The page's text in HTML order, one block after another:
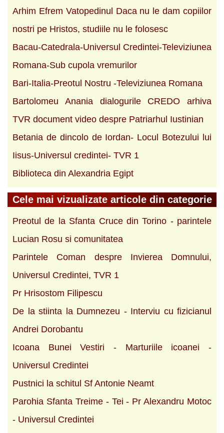
Arhim Efrem Vatopedinul Daca nu le dam copiilor
nostri pe Hristos, studiile nu le folosesc
Bacau-Catedrala-Universul Credintei-Televiziunea
Romana-Sub cupola vremurilor
Bari-Italia-Preotul Nostru -Televiziunea Romana
Bartolomeu Anania dialogurile CREDO arhiva
TVR document video despre Patriarhul Iustinian
Betania de dincolo de Iordan- Locul Botezului lui
Iisus-Universul credintei- TVR 1
Biblioteca din Alexandria Egipt
Cele mai vizualizate articole din categorie
Preotul de la Sfanta Cruce din Torino - parintele
Lucian Rosu si comunitatea
Parintele Coman despre Invierea Domnului,
Universul Credintei, TVR 1
Pr Hrisostom Filipescu
De la stiinta la Dumnezeu - Interviu cu fizicianul
Andrei Dorobantu
Icoana Bunei Vestiri - Marturiile icoanei -
Universul Credintei
Pustnici la schitul Sf Antonie Neamt
Parohia Sfanta Treime - Tei - Pr Alexandru Motoc
- Universul Credintei